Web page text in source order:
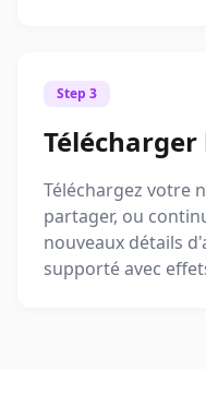
Step 3
Téléchargez votre
partager, ou
nouveaux détails
supporté avec